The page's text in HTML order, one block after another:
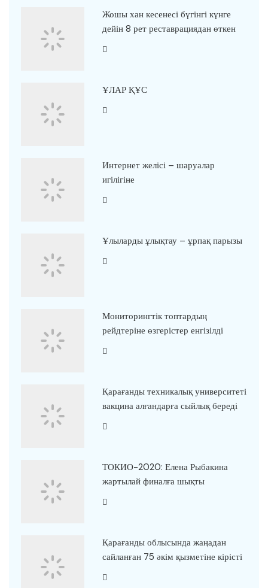
Жошы хан кесенесі бүгінгі күнге
дейін 8 рет реставрациядан өткен
ҰЛАР ҚҰС
Интернет желісі – шаруалар
игілігіне
Ұлыларды ұлықтау – ұрпақ парызы
Мониторингтік топтардың
рейдтеріне өзгерістер енгізілді
Қарағанды техникалық университеті
вакцина алғандарға сыйлық береді
ТОКИО-2020: Елена Рыбакина
жартылай финалға шықты
Қарағанды облысында жаңадан
сайланған 75 әкім қызметіне кірісті